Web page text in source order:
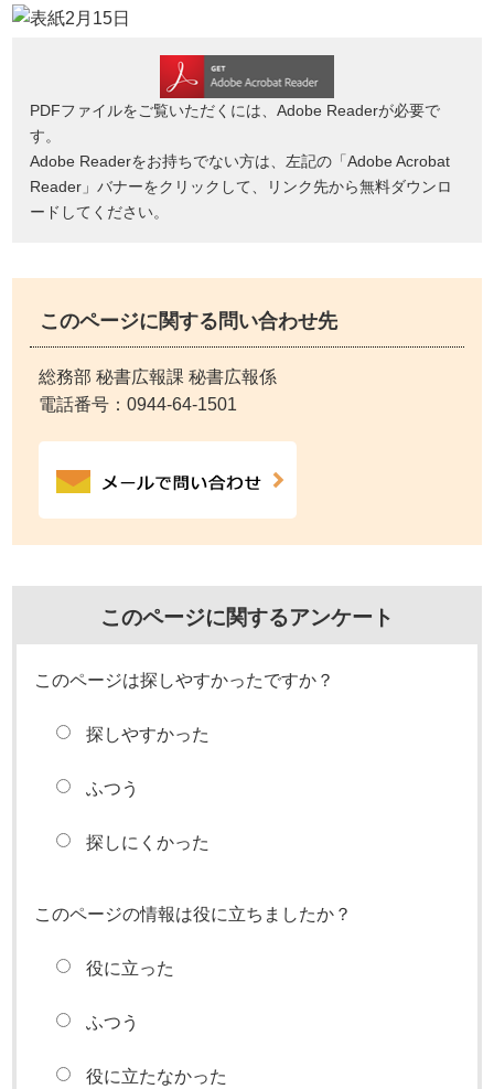
PDFファイルをご覧いただくには、Adobe Readerが必要で
す。
Adobe Readerをお持ちでない方は、左記の「Adobe Acrobat
Reader」バナーをクリックして、リンク先から無料ダウンロ
ードしてください。
このページに関する問い合わせ先
総務部 秘書広報課 秘書広報係
電話番号：0944-64-1501
このページに関するアンケート
このページは探しやすかったですか？
探しやすかった
ふつう
探しにくかった
このページの情報は役に立ちましたか？
役に立った
ふつう
役に立たなかった